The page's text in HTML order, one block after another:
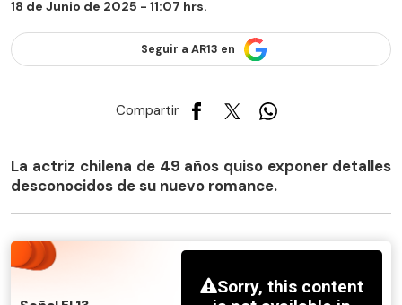
18 de Junio de 2025 - 11:07 hrs.
Seguir a AR13 en
Compartir
La actriz chilena de 49 años quiso exponer detalles
desconocidos de su nuevo romance.